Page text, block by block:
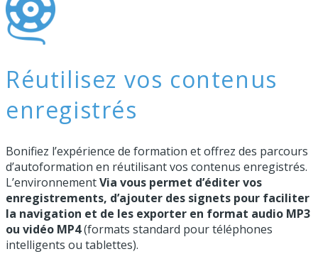
Réutilisez vos contenus
enregistrés
Bonifiez l’expérience de formation et offrez des parcours
d’autoformation en réutilisant vos contenus enregistrés.
L’environnementVia vous permet d’éditer vos
enregistrements, d’ajouter des signets pour faciliter
la navigation et de les exporter en format audio MP3
ou vidéo MP4(formats standard pour téléphones
intelligents ou tablettes).